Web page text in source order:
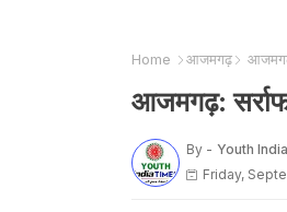
Home आजमगढ़
आजमगढ़:
By - Youth
Friday,